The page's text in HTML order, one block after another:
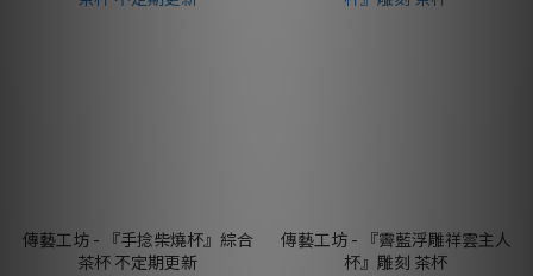
傳藝工坊 - 『手捻柴燒杯』綜合
茶杯 不定期更新
傳藝工坊 - 『霽藍浮雕祥雲主人
杯』雕刻 茶杯